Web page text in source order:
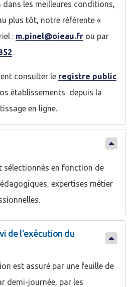
les meilleures conditions,
plus tôt, notre référente «
: m.pinel@oieau.fr ou par
.
consulter le registre public
établissements depuis la
en ligne.
sélectionnés en fonction de
expertises métier
de l'exécution du
est assuré par une feuille de
demi-journée, par les